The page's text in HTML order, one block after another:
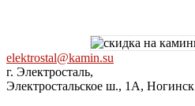
elektrostal@kamin.su
г. Электросталь,
Электростальское ш., 1А, Ногинск